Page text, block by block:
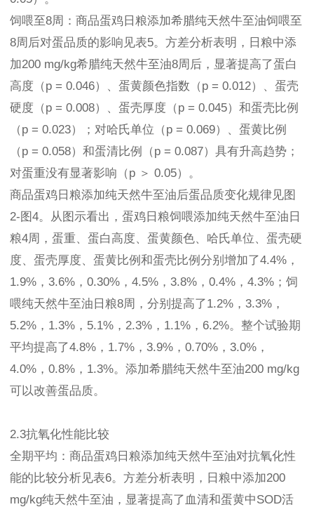
饲喂至8周：商品蛋鸡日粮添加希腊纯天然牛至油饲喂至
8周后对蛋品质的影响见表5。方差分析表明，日粮中添
加200 mg/kg希腊纯天然牛至油8周后，显著提高了蛋白
高度（p = 0.046）、蛋黄颜色指数（p = 0.012）、蛋壳
硬度（p = 0.008）、蛋壳厚度（p = 0.045）和蛋壳比例
（p = 0.023）；对哈氏单位（p = 0.069）、蛋黄比例
（p = 0.058）和蛋清比例（p = 0.087）具有升高趋势；
对蛋重没有显著影响（p ＞ 0.05）。
商品蛋鸡日粮添加纯天然牛至油后蛋品质变化规律见图
2-图4。从图示看出，蛋鸡日粮饲喂添加纯天然牛至油日
粮4周，蛋重、蛋白高度、蛋黄颜色、哈氏单位、蛋壳硬
度、蛋壳厚度、蛋黄比例和蛋壳比例分别增加了4.4%，
1.9%，3.6%，0.30%，4.5%，3.8%，0.4%，4.3%；饲
喂纯天然牛至油日粮8周，分别提高了1.2%，3.3%，
5.2%，1.3%，5.1%，2.3%，1.1%，6.2%。整个试验期
平均提高了4.8%，1.7%，3.9%，0.70%，3.0%，
4.0%，0.8%，1.3%。添加希腊纯天然牛至油200 mg/kg
可以改善蛋品质。
2.3抗氧化性能比较
全期平均：商品蛋鸡日粮添加纯天然牛至油对抗氧化性
能的比较分析见表6。方差分析表明，日粮中添加200
mg/kg纯天然牛至油，显著提高了血清和蛋黄中SOD活